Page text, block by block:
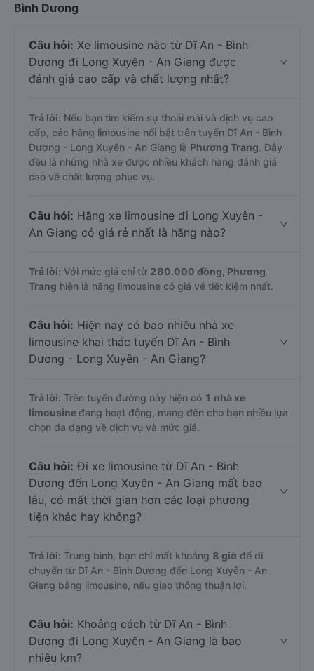
Bình Dương
Câu hỏi: Xe limousine nào từ Dĩ An - Bình
Dương đi Long Xuyên - An Giang được
đánh giá cao cấp và chất lượng nhất?
Trả lời: Nếu bạn tìm kiếm sự thoải mái và dịch vụ cao
cấp, các hãng limousine nổi bật trên tuyến Dĩ An - Bình
Dương - Long Xuyên - An Giang là Phương Trang. Đây
đều là những nhà xe được nhiều khách hàng đánh giá
cao về chất lượng phục vụ.
Câu hỏi: Hãng xe limousine đi Long Xuyên -
An Giang có giá rẻ nhất là hãng nào?
Trả lời: Với mức giá chỉ từ 280.000 đồng, Phương
Trang hiện là hãng limousine có giá vé tiết kiệm nhất.
Câu hỏi: Hiện nay có bao nhiêu nhà xe
limousine khai thác tuyến Dĩ An - Bình
Dương - Long Xuyên - An Giang?
Trả lời: Trên tuyến đường này hiện có 1 nhà xe
limousine đang hoạt động, mang đến cho bạn nhiều lựa
chọn đa dạng về dịch vụ và mức giá.
Câu hỏi: Đi xe limousine từ Dĩ An - Bình
Dương đến Long Xuyên - An Giang mất bao
lâu, có mất thời gian hơn các loại phương
tiện khác hay không?
Trả lời: Trung bình, bạn chỉ mất khoảng 8 giờ để di
chuyển từ Dĩ An - Bình Dương đến Long Xuyên - An
Giang bằng limousine, nếu giao thông thuận lợi.
Câu hỏi: Khoảng cách từ Dĩ An - Bình
Dương đi Long Xuyên - An Giang là bao
nhiêu km?